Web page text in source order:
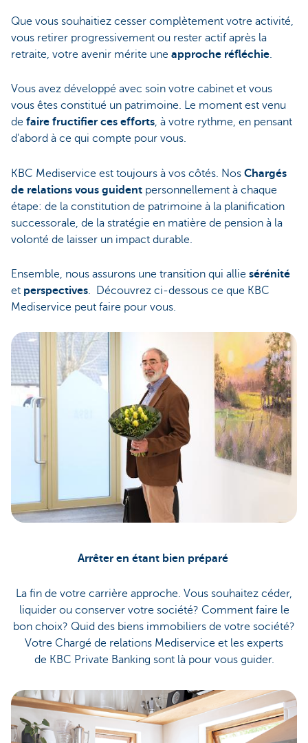
Que vous souhaitiez cesser complètement votre activité,
vous retirer progressivement ou rester actif après la
retraite, votre avenir mérite une approche réfléchie.
Vous avez développé avec soin votre cabinet et vous
vous êtes constitué un patrimoine. Le moment est venu
de faire fructifier ces efforts, à votre rythme, en pensant
d'abord à ce qui compte pour vous.
KBC Mediservice est toujours à vos côtés. Nos Chargés
de relations vous guident personnellement à chaque
étape: de la constitution de patrimoine à la planification
successorale, de la stratégie en matière de pension à la
volonté de laisser un impact durable.
Ensemble, nous assurons une transition qui allie sérénité
et perspectives. Découvrez ci-dessous ce que KBC
Mediservice peut faire pour vous.
Arrêter en étant bien préparé
La fin de votre carrière approche. Vous souhaitez céder,
liquider ou conserver votre société? Comment faire le
bon choix? Quid des biens immobiliers de votre société?
Votre Chargé de relations Mediservice et les experts
de KBC Private Banking sont là pour vous guider.